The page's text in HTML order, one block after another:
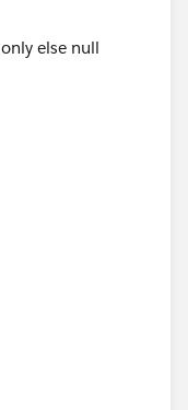
else null